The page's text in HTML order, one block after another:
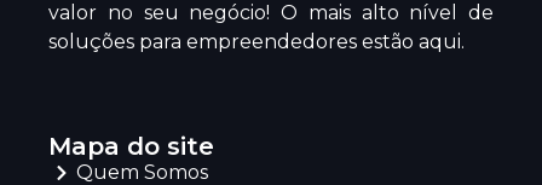
valor no seu negócio! O mais alto nível de
soluções para empreendedores estão aqui.
Mapa do site
Quem Somos